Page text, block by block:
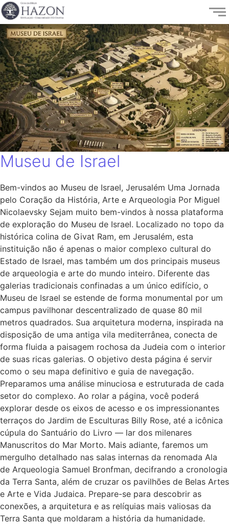
Museu de Israel
Bem-vindos ao Museu de Israel, Jerusalém Uma Jornada
pelo Coração da História, Arte e Arqueologia Por Miguel
Nicolaevsky Sejam muito bem-vindos à nossa plataforma
de exploração do Museu de Israel. Localizado no topo da
histórica colina de Givat Ram, em Jerusalém, esta
instituição não é apenas o maior complexo cultural do
Estado de Israel, mas também um dos principais museus
de arqueologia e arte do mundo inteiro. Diferente das
galerias tradicionais confinadas a um único edifício, o
Museu de Israel se estende de forma monumental por um
campus pavilhonar descentralizado de quase 80 mil
metros quadrados. Sua arquitetura moderna, inspirada na
disposição de uma antiga vila mediterrânea, conecta de
forma fluida a paisagem rochosa da Judeia com o interior
de suas ricas galerias. O objetivo desta página é servir
como o seu mapa definitivo e guia de navegação.
Preparamos uma análise minuciosa e estruturada de cada
setor do complexo. Ao rolar a página, você poderá
explorar desde os eixos de acesso e os impressionantes
terraços do Jardim de Esculturas Billy Rose, até a icônica
cúpula do Santuário do Livro — lar dos milenares
Manuscritos do Mar Morto. Mais adiante, faremos um
mergulho detalhado nas salas internas da renomada Ala
de Arqueologia Samuel Bronfman, decifrando a cronologia
da Terra Santa, além de cruzar os pavilhões de Belas Artes
e Arte e Vida Judaica. Prepare-se para descobrir as
conexões, a arquitetura e as relíquias mais valiosas da
Terra Santa que moldaram a história da humanidade.